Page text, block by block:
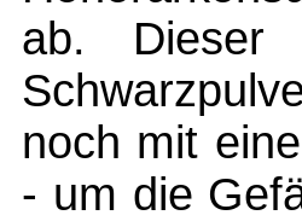
ab. Dieser
noch mit
- um die